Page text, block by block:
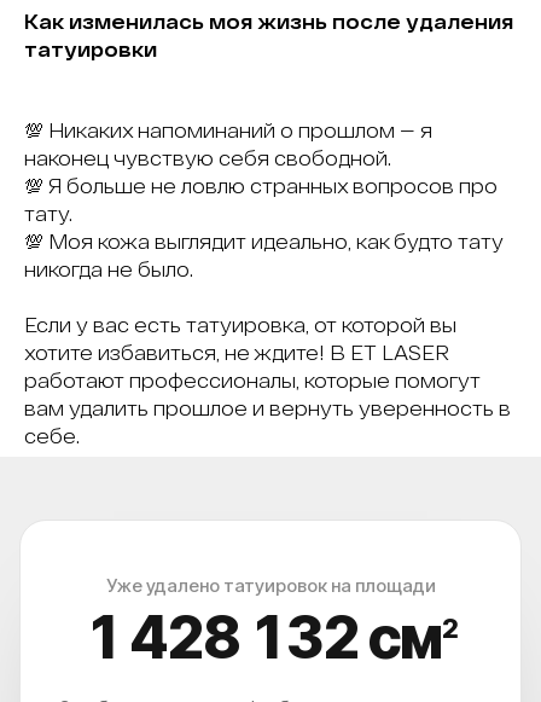
Как изменилась моя жизнь после удаления
татуировки
💯 Никаких напоминаний о прошлом — я
наконец чувствую себя свободной.
💯 Я больше не ловлю странных вопросов про
тату.
💯 Моя кожа выглядит идеально, как будто тату
никогда не было.
Если у вас есть татуировка, от которой вы
хотите избавиться, не ждите! В ET LASER
работают профессионалы, которые помогут
вам удалить прошлое и вернуть уверенность в
себе.
Уже удалено татуировок на площади
1 428 135см2